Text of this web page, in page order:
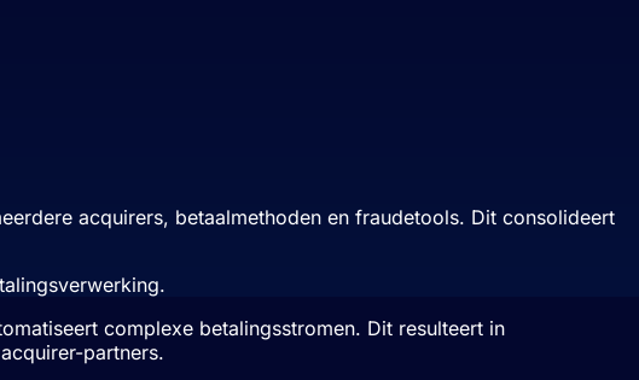
acquirers, betaalmethoden en fraudetools. Dit consolideert
complexe betalingsstromen. Dit resulteert in
partners.